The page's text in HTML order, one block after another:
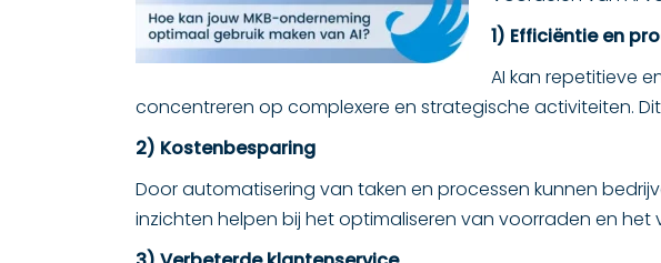
1) Efficiëntie en
AI kan repetitieve
concentreren op complexere en strategische activiteiten.
2) Kostenbesparing
Door automatisering van taken en processen kunnen
inzichten helpen bij het optimaliseren van voorraden en